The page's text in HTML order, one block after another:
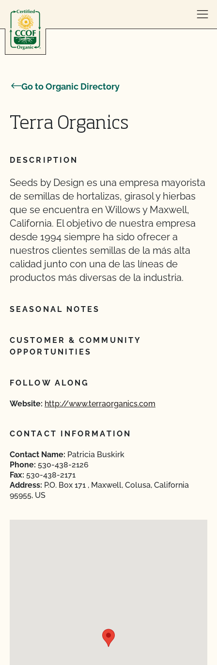
Go to Organic Directory
Terra Organics
DESCRIPTION
Seeds by Design es una empresa mayorista
de semillas de hortalizas, girasol y hierbas
que se encuentra en Willows y Maxwell,
California. El objetivo de nuestra empresa
desde 1994 siempre ha sido ofrecer a
nuestros clientes semillas de la más alta
calidad junto con una de las líneas de
productos más diversas de la industria.
SEASONAL NOTES
CUSTOMER & COMMUNITY
OPPORTUNITIES
FOLLOW ALONG
Website: http://www.terraorganics.com
CONTACT INFORMATION
Contact Name: Patricia Buskirk
Phone: 530-438-2126
Fax: 530-438-2171
Address: P.O. Box 171 , Maxwell, Colusa, California
95955, US